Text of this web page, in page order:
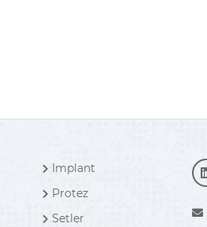
Implant
Protez
Setler